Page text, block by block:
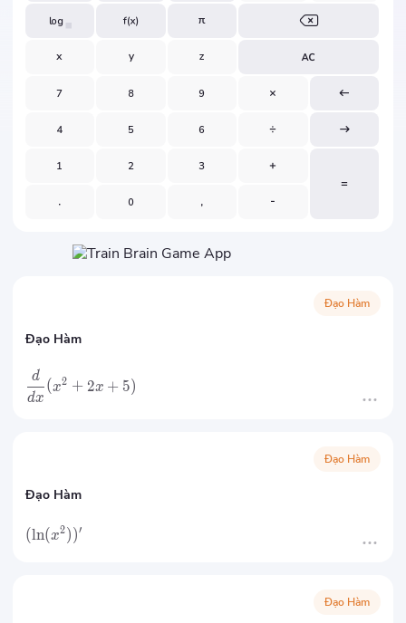
Đạo Hàm
Đạo Hàm
dx
d
(x2 + 2x + 5)
Đạo Hàm
Đạo Hàm
(ln(x2))′
Đạo Hàm